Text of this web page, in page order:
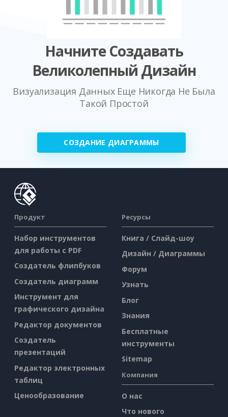
Начните Создавать
Великолепный Дизайн
Визуализация Данных Еще Никогда Не Была
Такой Простой
СОЗДАНИЕ ДИАГРАММЫ
Продукт
Набор инструментов
для работы с PDF
Создатель флипбуков
Создатель диаграмм
Инструмент для
графического дизайна
Редактор документов
Создатель
презентаций
Редактор электронных
таблиц
Ценообразование
Ресурсы
Книга / Слайд-шоу
Дизайн / Диаграммы
Форум
Узнать
Блог
Знания
Бесплатные
инструменты
Sitemap
Компания
О нас
Что нового